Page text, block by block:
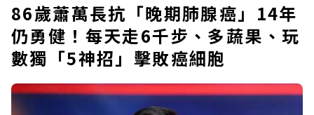
86歲蕭萬長抗「晚期肺腺癌」14年
仍勇健！每天走6千步、多蔬果、玩
數獨「5神招」擊敗癌細胞